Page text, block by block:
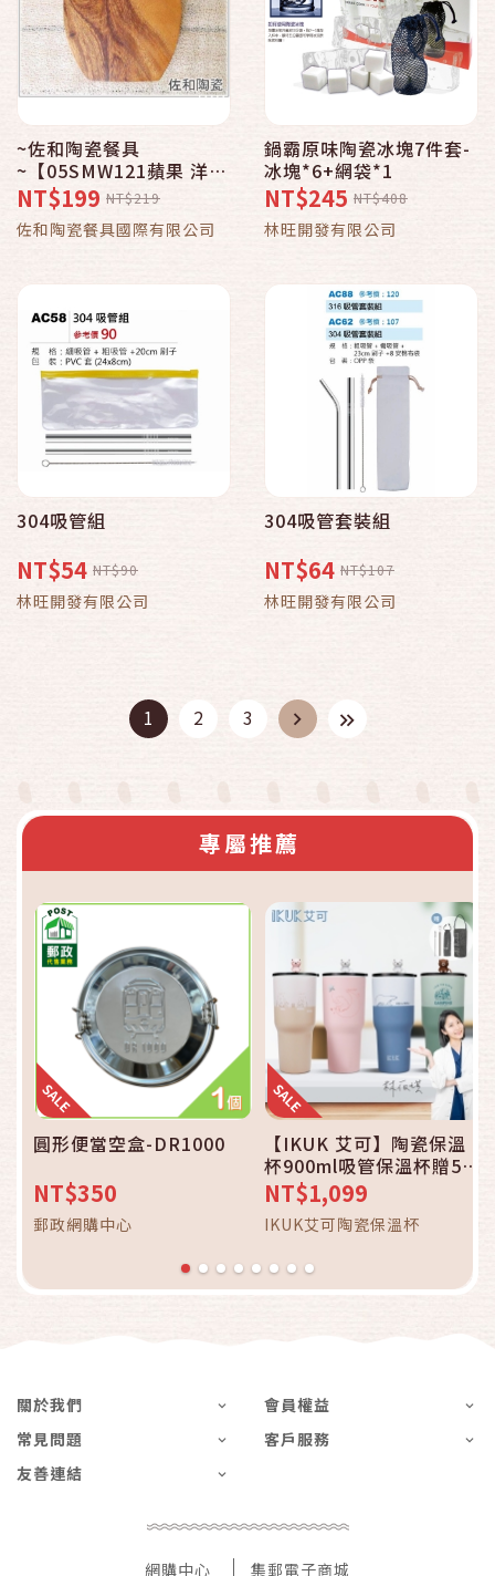
~佐和陶瓷餐具
~【05SMW121蘋果 洋槐
鍋墊】鍋墊/餐墊/桌墊/木
墊/擺設墊
NT$199 NT$219
佐和陶瓷餐具國際有限公司
鍋霸原味陶瓷冰塊7件套-
冰塊*6+網袋*1
NT$245 NT$408
林旺開發有限公司
304吸管組
NT$54 NT$90
林旺開發有限公司
304吸管套裝組
NT$64 NT$107
林旺開發有限公司
1 2 3
專屬推薦
圓形便當空盒-DR1000
NT$350
郵政網購中心
【IKUK 艾可】陶瓷保溫
杯900ml吸管保溫杯贈5件
組(內膽陶瓷一體成形 無接
縫 不掉漆)
NT$1,099
IKUK艾可陶瓷保溫杯
關於我們
會員權益
常見問題
客戶服務
友善連結
網購中心 集郵電子商城